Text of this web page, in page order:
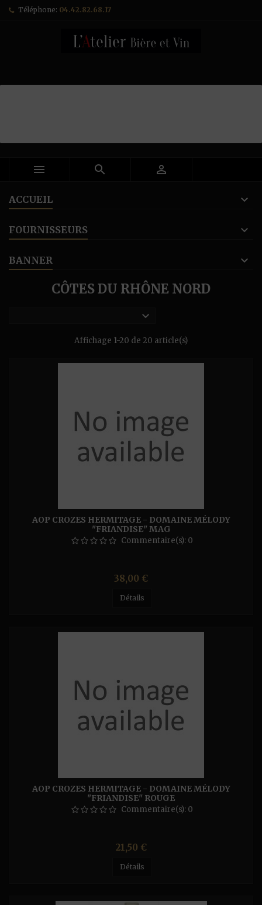
Téléphone: 04.42.82.68.17
  
ACCUEIL
FOURNISSEURS
BANNER
CÔTES DU RHÔNE NORD

Affichage 1-20 de 20 article(s)
AOP CROZES HERMITAGE - DOMAINE MÉLODY
"FRIANDISE" MAG
Commentaire(s): 0
Prix
38,00 €
Détails
AOP CROZES HERMITAGE - DOMAINE MÉLODY
"FRIANDISE" ROUGE
Commentaire(s): 0
Prix
21,50 €
Détails